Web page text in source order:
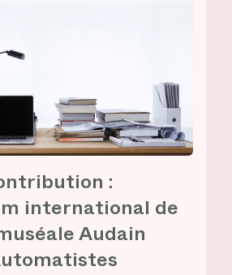
:
international de
Audain